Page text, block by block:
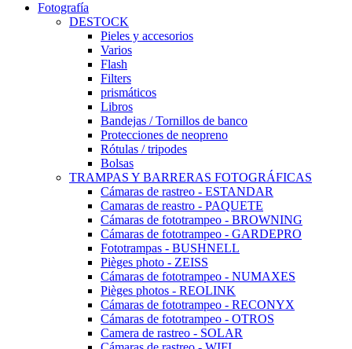
Fotografía
DESTOCK
Pieles y accesorios
Varios
Flash
Filters
prismáticos
Libros
Bandejas / Tornillos de banco
Protecciones de neopreno
Rótulas / tripodes
Bolsas
TRAMPAS Y BARRERAS FOTOGRÁFICAS
Cámaras de rastreo - ESTANDAR
Camaras de reastro - PAQUETE
Cámaras de fototrampeo - BROWNING
Cámaras de fototrampeo - GARDEPRO
Fototrampas - BUSHNELL
Pièges photo - ZEISS
Cámaras de fototrampeo - NUMAXES
Pièges photos - REOLINK
Cámaras de fototrampeo - RECONYX
Cámaras de fototrampeo - OTROS
Camera de rastreo - SOLAR